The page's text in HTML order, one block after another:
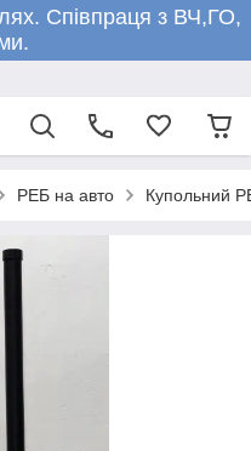
Співпраця з ВЧ,ГО,
РЕБ на авто Купольний